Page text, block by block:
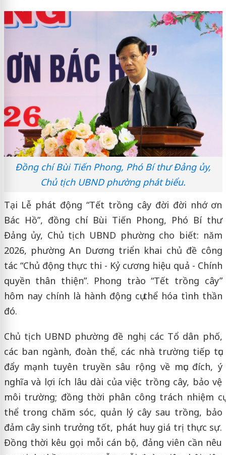
Đồng chí Bùi Tiến Phong, Phó Bí thư Đảng ủy,
Chủ tịch UBND phường phát biểu.
Tại Lễ phát động “Tết trồng cây đời đời nhớ ơn
Bác Hồ”, đồng chí Bùi Tiến Phong, Phó Bí thư
Đảng ủy, Chủ tịch UBND phường cho biết: năm
2026, phường An Dương triển khai chủ đề công
tác “Chủ động thực thi - Kỷ cương hiệu quả - Chính
quyền thân thiện”. Phong trào “Tết trồng cây”
hôm nay chính là hành động cụ thể hóa tình thần
đó.
Chủ tịch UBND phường đề nghị các Tổ dân phố,
các ban ngành, đoàn thể, các nhà trường tiếp tục
đẩy mạnh tuyên truyền sâu rộng về mục đích, ý
nghĩa và lợi ích lâu dài của việc trồng cây, bảo vệ
môi trường; đồng thời phân công trách nhiệm cụ
thể trong chăm sóc, quản lý cây sau trồng, bảo
đảm cây sinh trưởng tốt, phát huy giá trị thực sự.
Đồng thời kêu gọi mỗi cán bộ, đảng viên cần nêu